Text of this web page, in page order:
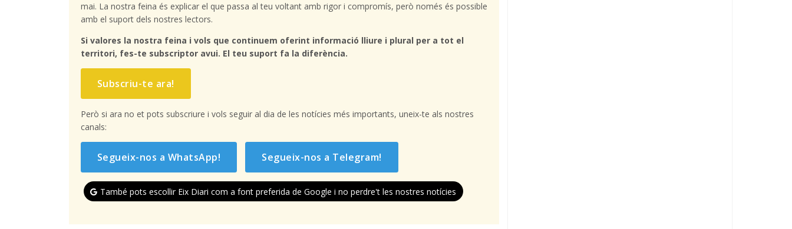
mai. La nostra feina és explicar el que passa al teu voltant amb rigor i compromís, però només és possible
amb el suport dels nostres lectors.
Si valores la nostra feina i vols que continuem oferint informació lliure i plural per a tot el
territori, fes-te subscriptor avui. El teu suport fa la diferència.
Subscriu-te ara!
Però si ara no et pots subscriure i vols seguir al dia de les notícies més importants, uneix-te als nostres
canals:
Segueix-nos a WhatsApp! Segueix-nos a Telegram!
També pots escollir Eix Diari com a font preferida de Google i no perdre't les nostres notícies